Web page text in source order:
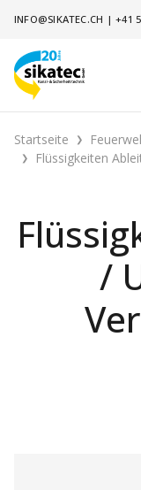
INFO@SIKATEC.CH |+41
Startseite
Flüssigkeiten
/